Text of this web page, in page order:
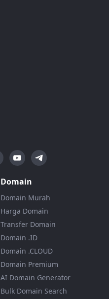
Domain
Domain Murah
Harga Domain
Transfer Domain
Domain .ID
Domain .CLOUD
Domain Premium
AI Domain Generator
Bulk Domain Search